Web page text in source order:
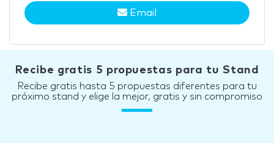
Email
Recibe gratis 5 propuestas para tu Stand
Recibe gratis hasta 5 propuestas diferentes para tu
próximo stand y elige la mejor, gratis y sin compromiso